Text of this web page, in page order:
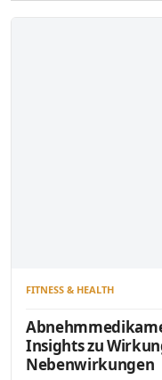
FITNESS & HEALTH
Insights zu
Nebenwirkungen